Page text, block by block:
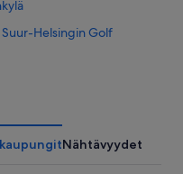
Helsingin Golf
Nähtävyydet